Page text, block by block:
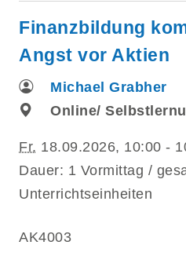
Finanzbildung
Angst vor Aktien
Michael Grabher
Online/
Fr. 18.09.2026, 10:00 -
Dauer: 1 Vormittag /
Unterrichtseinheiten
AK4003